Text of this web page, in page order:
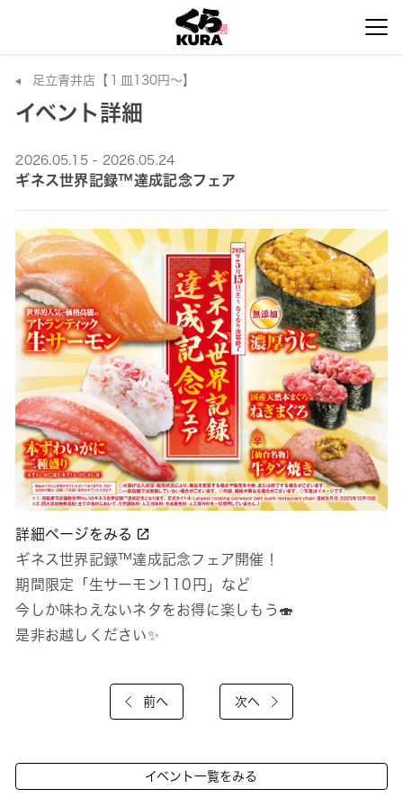
足立青井店【１皿130円～】
イベント詳細
2026.05.15 - 2026.05.24
ギネス世界記録™達成記念フェア
詳細ページをみる
ギネス世界記録™達成記念フェア開催！
期間限定「生サーモン110円」など
今しか味わえないネタをお得に楽しもう🍣
是非お越しください✨
前へ 次へ
イベント一覧をみる